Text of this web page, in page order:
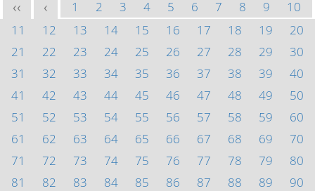
<< < 1 2 3 4 5 6 7 8 9
10
11
12 13 14 15 16 17 18 19
20
21
22 23 24 25 26 27 28 29
30
31
32 33 34 35 36 37 38 39
40
41
42 43 44 45 46 47 48 49
50
51
52 53 54 55 56 57 58 59
60
61
62 63 64 65 66 67 68 69
70
71
72 73 74 75 76 77 78 79
80
81
82 83 84 85 86 87 88 89
90